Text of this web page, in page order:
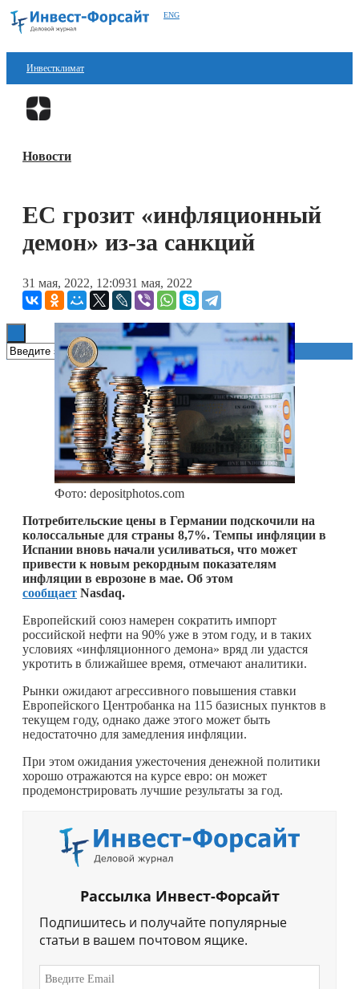
ENG
Инвестклимат
Финансы
Блокчейн
Книги
Новости
ЕС грозит «инфляционный
демон» из-за санкций
31 мая, 2022, 12:0931 мая, 2022
Фото: depositphotos.com
Потребительские цены в Германии подскочили на
колоссальные для страны 8,7%. Темпы инфляции в
Испании вновь начали усиливаться, что может
привести к новым рекордным показателям
инфляции в еврозоне в мае. Об этом
сообщает Nasdaq.
Европейский союз намерен сократить импорт
российской нефти на 90% уже в этом году, и в таких
условиях «инфляционного демона» вряд ли удастся
укротить в ближайшее время, отмечают аналитики.
Рынки ожидают агрессивного повышения ставки
Европейского Центробанка на 115 базисных пунктов в
текущем году, однако даже этого может быть
недостаточно для замедления инфляции.
При этом ожидания ужесточения денежной политики
хорошо отражаются на курсе евро: он может
продемонстрировать лучшие результаты за год.
Рассылка Инвест-Форсайт
Подпишитесь и получайте популярные
статьи в вашем почтовом ящике.